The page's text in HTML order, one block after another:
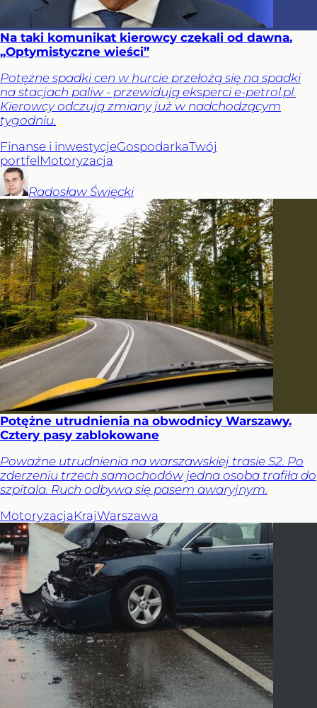
Na taki komunikat kierowcy czekali od dawna.
„Optymistyczne wieści”
Potężne spadki cen w hurcie przełożą się na spadki
na stacjach paliw - przewidują eksperci e-petrol.pl.
Kierowcy odczują zmiany już w nadchodzącym
tygodniu.
Finanse i inwestycjeGospodarkaTwój
portfelMotoryzacja
Radosław Święcki
Potężne utrudnienia na obwodnicy Warszawy.
Cztery pasy zablokowane
Poważne utrudnienia na warszawskiej trasie S2. Po
zderzeniu trzech samochodów jedna osoba trafiła do
szpitala. Ruch odbywa się pasem awaryjnym.
MotoryzacjaKrajWarszawa